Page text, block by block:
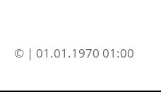
© | 01.01.1970 01:00